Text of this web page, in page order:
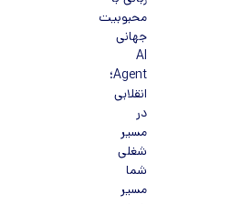
محبوبیت
جهانی
AI
Agent؛
انقلابی
در
مسیر
شغلی
شما
مسیر